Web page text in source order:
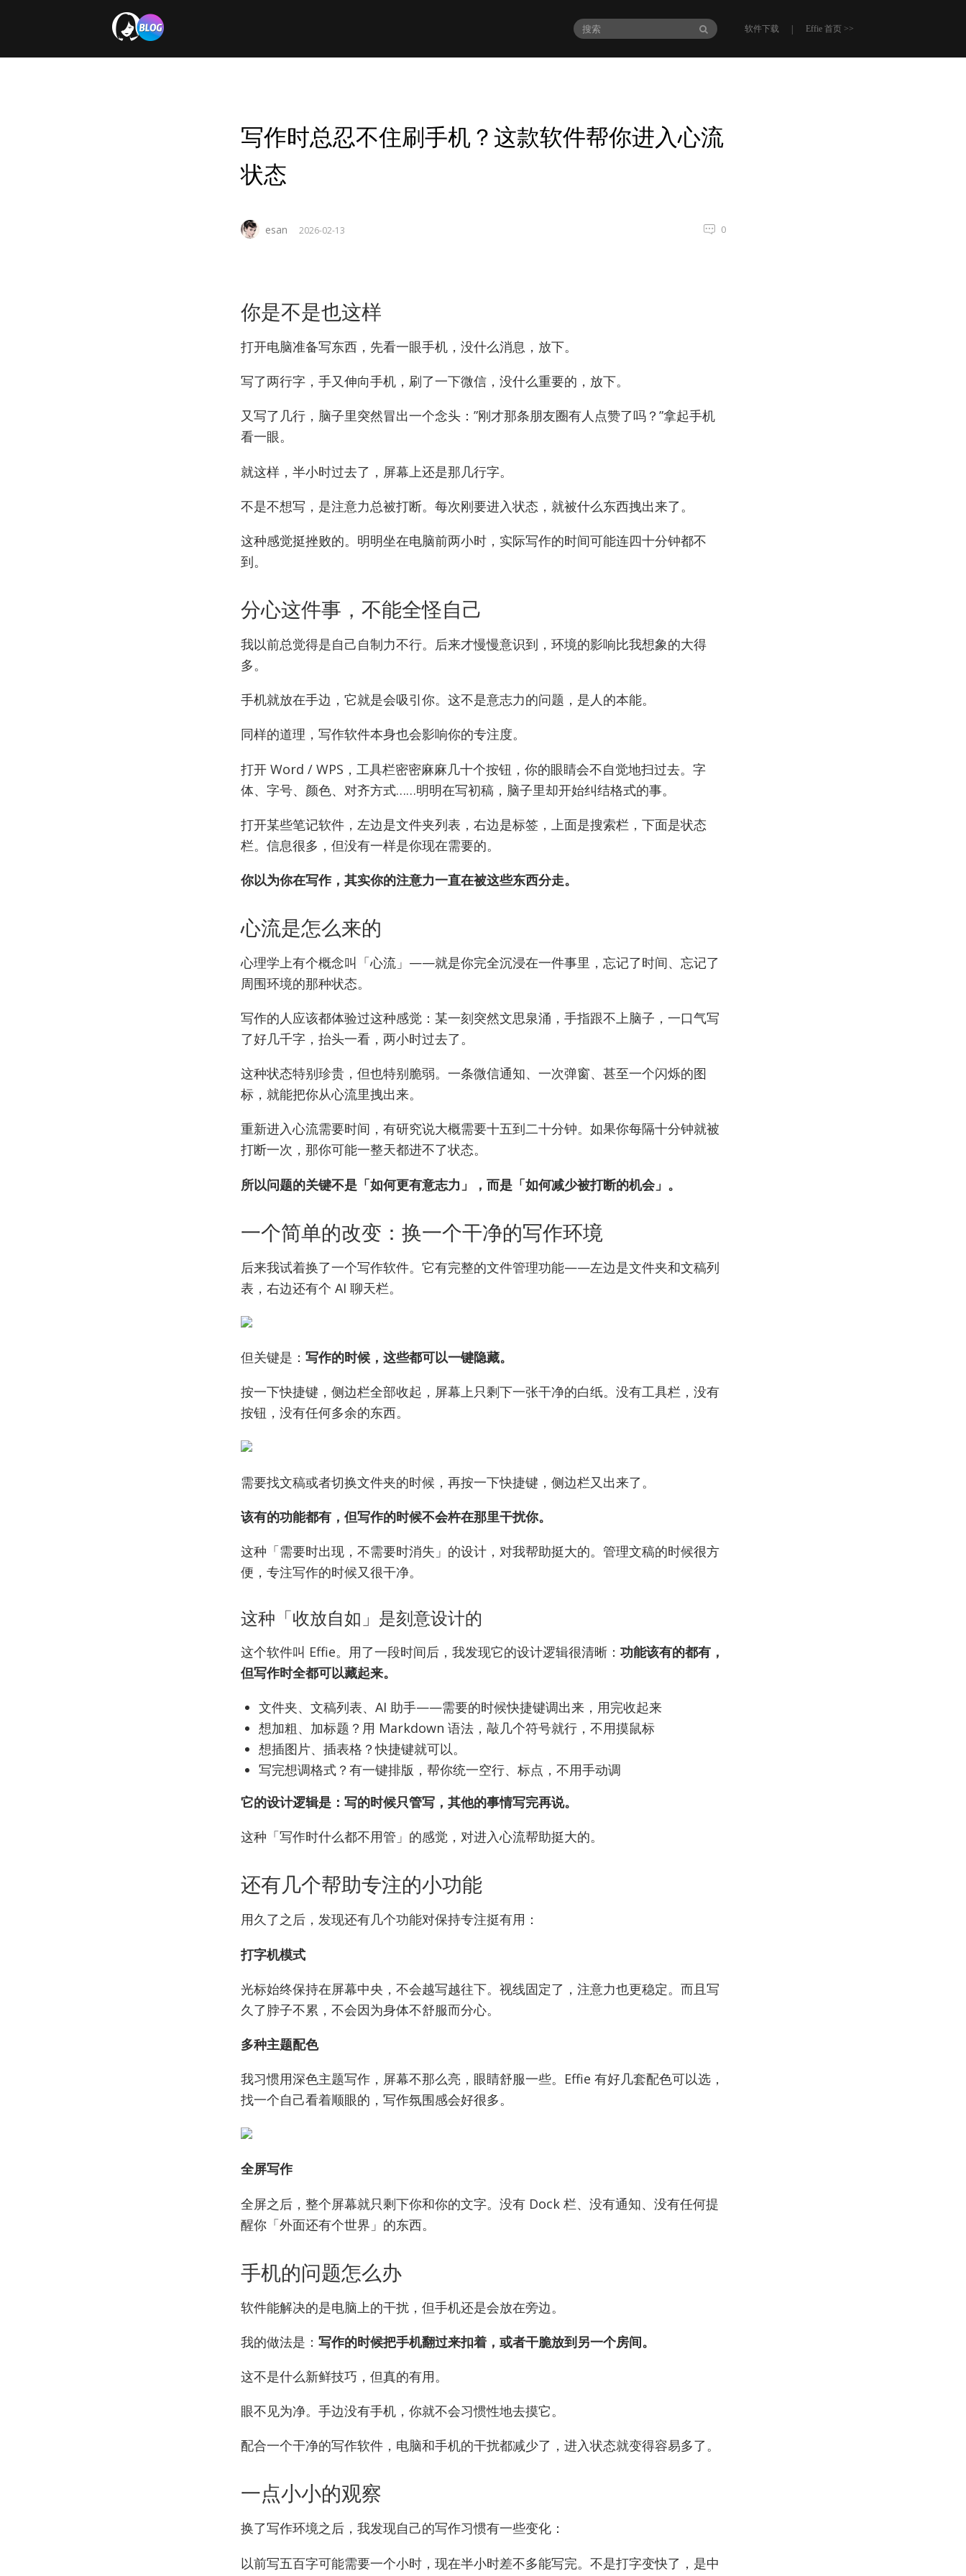
软件下载 | Effie 首页 >>
写作时总忍不住刷手机？这款软件帮你进入心流
状态
esan 2026-02-13 0
你是不是也这样
打开电脑准备写东西，先看一眼手机，没什么消息，放下。
写了两行字，手又伸向手机，刷了一下微信，没什么重要的，放下。
又写了几行，脑子里突然冒出一个念头：”刚才那条朋友圈有人点赞了吗？”拿起手机
看一眼。
就这样，半小时过去了，屏幕上还是那几行字。
不是不想写，是注意力总被打断。每次刚要进入状态，就被什么东西拽出来了。
这种感觉挺挫败的。明明坐在电脑前两小时，实际写作的时间可能连四十分钟都不
到。
分心这件事，不能全怪自己
我以前总觉得是自己自制力不行。后来才慢慢意识到，环境的影响比我想象的大得
多。
手机就放在手边，它就是会吸引你。这不是意志力的问题，是人的本能。
同样的道理，写作软件本身也会影响你的专注度。
打开 Word / WPS，工具栏密密麻麻几十个按钮，你的眼睛会不自觉地扫过去。字
体、字号、颜色、对齐方式……明明在写初稿，脑子里却开始纠结格式的事。
打开某些笔记软件，左边是文件夹列表，右边是标签，上面是搜索栏，下面是状态
栏。信息很多，但没有一样是你现在需要的。
你以为你在写作，其实你的注意力一直在被这些东西分走。
心流是怎么来的
心理学上有个概念叫「心流」——就是你完全沉浸在一件事里，忘记了时间、忘记了
周围环境的那种状态。
写作的人应该都体验过这种感觉：某一刻突然文思泉涌，手指跟不上脑子，一口气写
了好几千字，抬头一看，两小时过去了。
这种状态特别珍贵，但也特别脆弱。一条微信通知、一次弹窗、甚至一个闪烁的图
标，就能把你从心流里拽出来。
重新进入心流需要时间，有研究说大概需要十五到二十分钟。如果你每隔十分钟就被
打断一次，那你可能一整天都进不了状态。
所以问题的关键不是「如何更有意志力」，而是「如何减少被打断的机会」。
一个简单的改变：换一个干净的写作环境
后来我试着换了一个写作软件。它有完整的文件管理功能——左边是文件夹和文稿列
表，右边还有个 AI 聊天栏。
但关键是： 写作的时候，这些都可以一键隐藏。
按一下快捷键，侧边栏全部收起，屏幕上只剩下一张干净的白纸。没有工具栏，没有
按钮，没有任何多余的东西。
需要找文稿或者切换文件夹的时候，再按一下快捷键，侧边栏又出来了。
该有的功能都有，但写作的时候不会杵在那里干扰你。
这种「需要时出现，不需要时消失」的设计，对我帮助挺大的。管理文稿的时候很方
便，专注写作的时候又很干净。
这种「收放自如」是刻意设计的
这个软件叫 Effie。用了一段时间后，我发现它的设计逻辑很清晰： 功能该有的都有，
但写作时全都可以藏起来。
文件夹、文稿列表、AI 助手——需要的时候快捷键调出来，用完收起来
想加粗、加标题？用 Markdown 语法，敲几个符号就行，不用摸鼠标
想插图片、插表格？快捷键就可以。
写完想调格式？有一键排版，帮你统一空行、标点，不用手动调
它的设计逻辑是：写的时候只管写，其他的事情写完再说。
这种「写作时什么都不用管」的感觉，对进入心流帮助挺大的。
还有几个帮助专注的小功能
用久了之后，发现还有几个功能对保持专注挺有用：
打字机模式
光标始终保持在屏幕中央，不会越写越往下。视线固定了，注意力也更稳定。而且写
久了脖子不累，不会因为身体不舒服而分心。
多种主题配色
我习惯用深色主题写作，屏幕不那么亮，眼睛舒服一些。Effie 有好几套配色可以选，
找一个自己看着顺眼的，写作氛围感会好很多。
全屏写作
全屏之后，整个屏幕就只剩下你和你的文字。没有 Dock 栏、没有通知、没有任何提
醒你「外面还有个世界」的东西。
手机的问题怎么办
软件能解决的是电脑上的干扰，但手机还是会放在旁边。
我的做法是： 写作的时候把手机翻过来扣着，或者干脆放到另一个房间。
这不是什么新鲜技巧，但真的有用。
眼不见为净。手边没有手机，你就不会习惯性地去摸它。
配合一个干净的写作软件，电脑和手机的干扰都减少了，进入状态就变得容易多了。
一点小小的观察
换了写作环境之后，我发现自己的写作习惯有一些变化：
以前写五百字可能需要一个小时，现在半小时差不多能写完。不是打字变快了，是中